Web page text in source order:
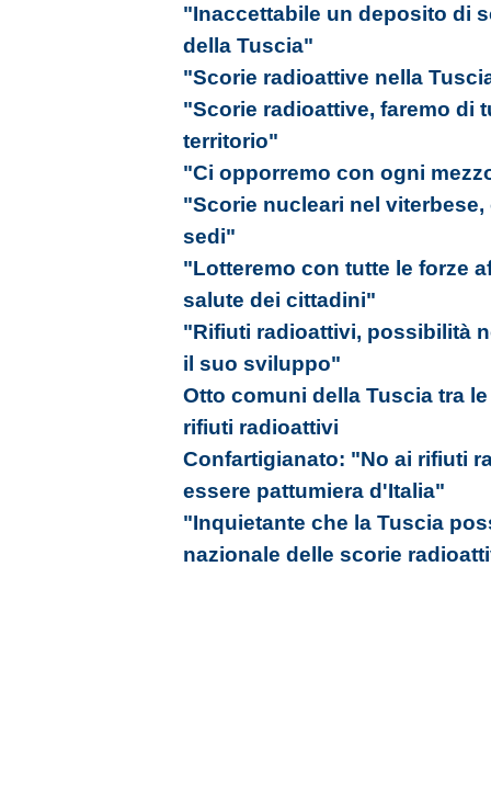
"Inaccettabile un deposito di
della Tuscia"
"Scorie radioattive nella
"Scorie radioattive, faremo di
territorio"
"Ci opporremo con ogni
"Scorie nucleari nel
sedi"
"Lotteremo con tutte le forze
salute dei cittadini"
"Rifiuti radioattivi, possibilità
il suo sviluppo"
Otto comuni della Tuscia tra
rifiuti radioattivi
Confartigianato: "No ai rifiuti
essere pattumiera d'Italia"
"Inquietante che la Tuscia
nazionale delle scorie